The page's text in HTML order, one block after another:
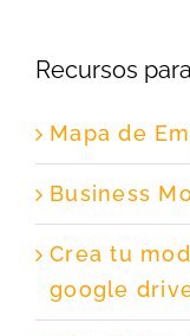
Recursos
Mapa de
Business
Crea tu
google